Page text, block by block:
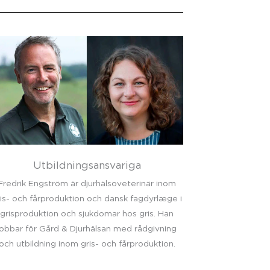
Utbildningsansvariga
Engström är djurhälsoveterinär inom
och fårproduktion och dansk fagdyrlæge i
grisproduktion och sjukdomar hos gris. Han
för Gård & Djurhälsan med rådgivning
utbildning inom gris- och fårproduktion.